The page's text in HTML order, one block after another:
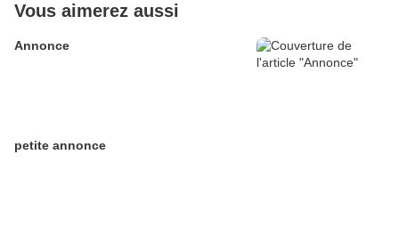
Vous aimerez aussi
Annonce
petite annonce